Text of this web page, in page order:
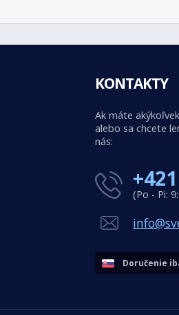
KONTAKTY
Ak máte
alebo sa chcete
nás:
(Po - Pi:
Doručenie